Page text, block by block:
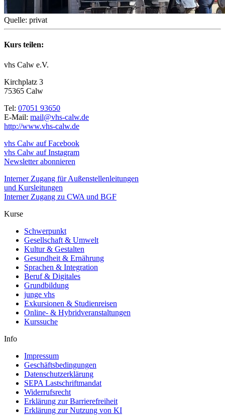
Quelle: privat
Kurs teilen:
vhs Calw e.V.
Kirchplatz 3
75365 Calw
Tel: 07051 93650
E-Mail: mail@vhs-calw.de
http://www.vhs-calw.de
vhs Calw auf Facebook
vhs Calw auf Instagram
Newsletter abonnieren
Interner Zugang für Außenstellenleitungen
und Kursleitungen
Interner Zugang zu CWA und BGF
Kurse
Schwerpunkt
Gesellschaft & Umwelt
Kultur & Gestalten
Gesundheit & Ernährung
Sprachen & Integration
Beruf & Digitales
Grundbildung
junge vhs
Exkursionen & Studienreisen
Online- & Hybridveranstaltungen
Kurssuche
Info
Impressum
Geschäftsbedingungen
Datenschutzerklärung
SEPA Lastschriftmandat
Widerrufsrecht
Erklärung zur Barrierefreiheit
Erklärung zur Nutzung von KI